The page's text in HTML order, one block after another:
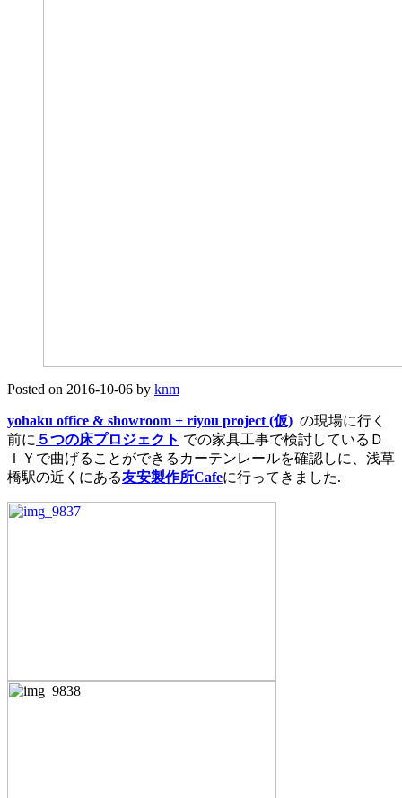
Posted on 2016-10-06 by knm
yohaku office & showroom + riyou project (仮) の現場に行く
前に ５つの床プロジェクト での家具工事で検討しているＤ
ＩＹで曲げることができるカーテンレールを確認しに、浅草
橋駅の近くにある友安製作所Cafeに行ってきました.